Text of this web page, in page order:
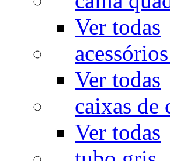
Ver todas
Ver todas
caixas de
Ver todas